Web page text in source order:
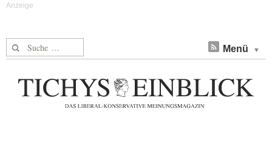
Suche nach: Menü